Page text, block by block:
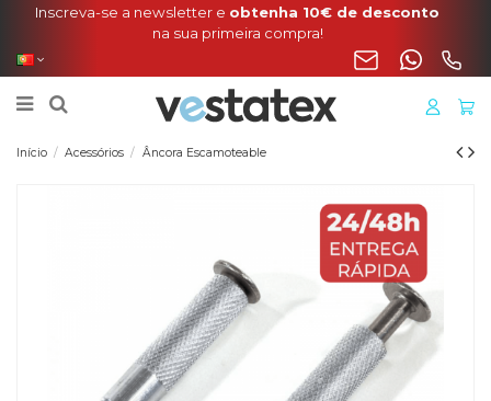
Portes incluídos na sua encomenda de manta, cobertura
o liner para a Península
Início Acessórios Âncora Escamoteable